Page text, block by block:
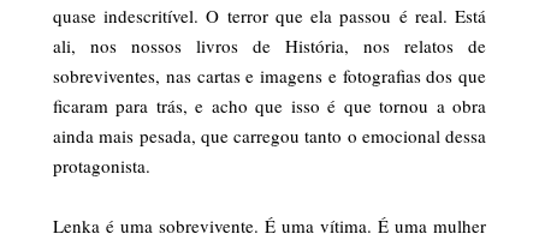
quase indescritível. O terror que ela passou é real. Está
ali, nos nossos livros de História, nos relatos de
sobreviventes, nas cartas e imagens e fotografias dos que
ficaram para trás, e acho que isso é que tornou a obra
ainda mais pesada, que carregou tanto o emocional dessa
protagonista.
Lenka é uma sobrevivente. É uma vítima. É uma mulher